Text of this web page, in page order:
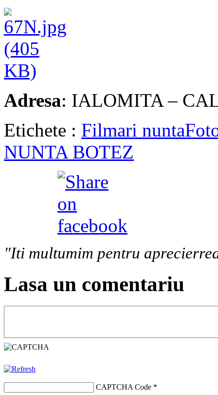
Adresa: IALOMITA –
Etichete : Filmari nunta
NUNTA BOTEZ
"Iti multumim pentru
Lasa un comentariu
CAPTCHA Code *